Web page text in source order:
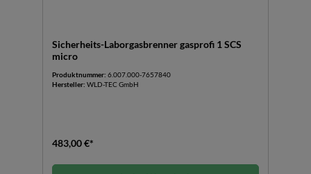
Sicherheits-Laborgasbrenner gasprofi 1 SCS
micro
Produktnummer: 6.007.000-7657840
Hersteller: WLD-TEC GmbH
483,00 €*